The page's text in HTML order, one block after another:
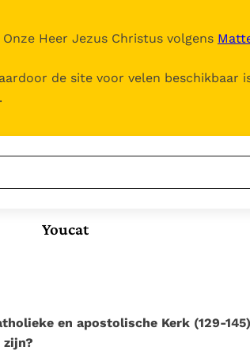
Onze Heer Jezus Christus volgens
de site voor velen beschikbaar
.
Het Vaticaan publiceert
Wereldvoedselprogramma
Paus Leo XIV in Pavia: "De
Youcat
en apostolische Kerk (129-145)
zijn?